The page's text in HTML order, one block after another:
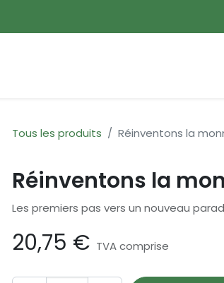
Tous les produits Réinventons la
Réinventons la
Les premiers pas vers un nouveau
20,75 € TVA comprise